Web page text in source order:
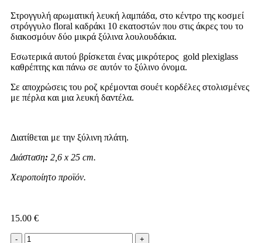
Στρογγυλή αρωματική λευκή λαμπάδα, στο κέντρο της κοσμεί
στρόγγυλο floral καδράκι 10 εκατοστών που στις άκρες του το
διακοσμόυν δύο μικρά ξύλινα λουλουδάκια.
Εσωτερικά αυτού βρίσκεται ένας μικρότερος gold plexiglass
καθρέπτης και πάνω σε αυτόν το ξύλινο όνομα.
Σε αποχρώσεις του ροζ κρέμονται σουέτ κορδέλες στολισμένες
με πέρλα και μια λευκή δαντέλα.
Διατίθεται με την ξύλινη πλάτη.
Διάσταση: 2,6 x 25 cm.
Χειροποίητο προϊόν.
15.00 €